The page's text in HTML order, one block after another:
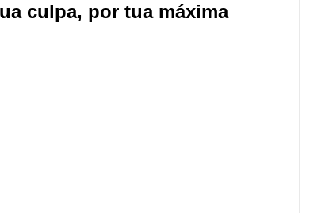
culpa, por tua máxima